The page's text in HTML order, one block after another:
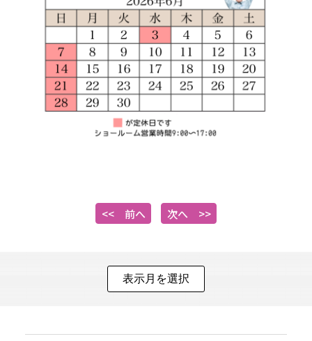
<< 前へ 次へ >>